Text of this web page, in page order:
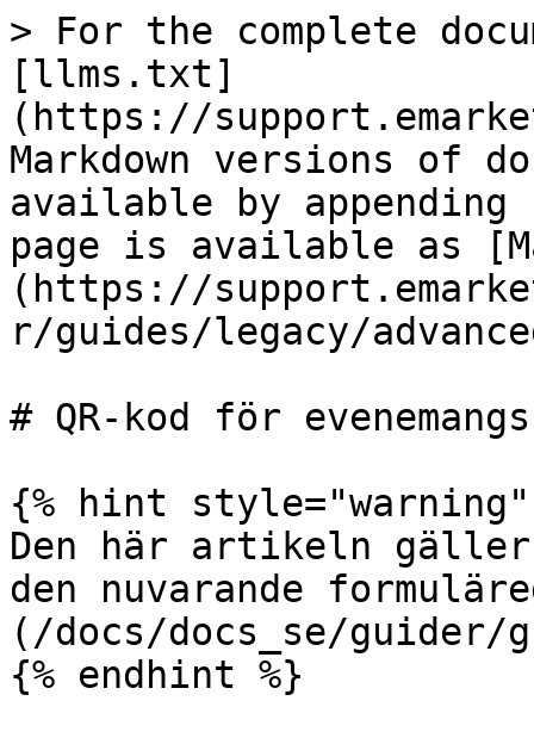
> For the complete
[llms.txt]
(https://
Markdown versions of
available by
page is available as
(https://
r/guides/legacy/
# QR-kod för
{% hint style="warning"
Den här artikeln
den nuvarande
(/docs/docs_se/guider/
{% endhint %}